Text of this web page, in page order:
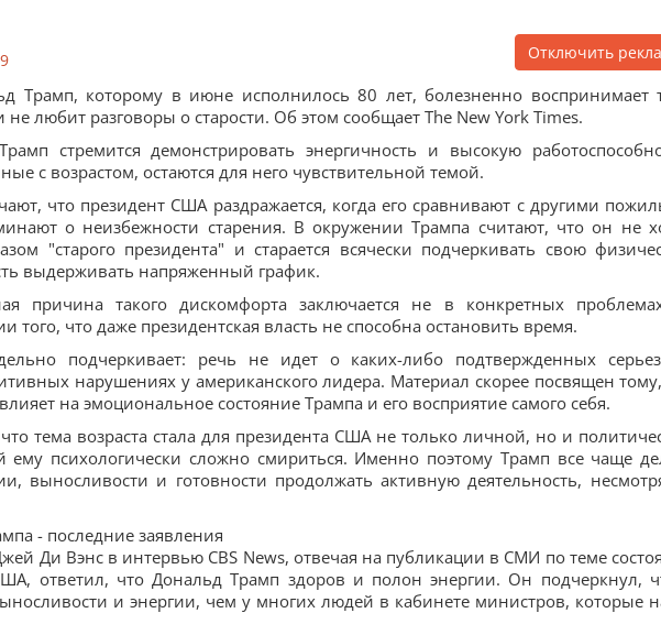
Отключить
Трамп, которому в июне исполнилось 80 лет, болезненно воспринимает
не любит разговоры о старости. Об этом сообщает The New York Times.
стремится демонстрировать энергичность и высокую
с возрастом, остаются для него чувствительной темой.
что президент США раздражается, когда его сравнивают с другими
о неизбежности старения. В окружении Трампа считают, что он не
"старого президента" и старается всячески подчеркивать свою
выдерживать напряженный график.
причина такого дискомфорта заключается не в конкретных
того, что даже президентская власть не способна остановить время.
подчеркивает: речь не идет о каких-либо подтвержденных
нарушениях у американского лидера. Материал скорее посвящен
на эмоциональное состояние Трампа и его восприятие самого себя.
тема возраста стала для президента США не только личной, но и
ему психологически сложно смириться. Именно поэтому Трамп все чаще
выносливости и готовности продолжать активную деятельность,
- последние заявления
Ди Вэнс в интервью CBS News, отвечая на публикации в СМИ по теме
ответил, что Дональд Трамп здоров и полон энергии. Он подчеркнул,
и энергии, чем у многих людей в кабинете министров, которые